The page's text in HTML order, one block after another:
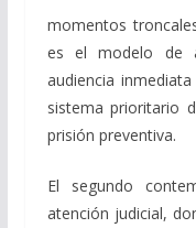
momentos
es el modelo de
audiencia
sistema prioritario
prisión preventiva.
El segundo
atención judicial,